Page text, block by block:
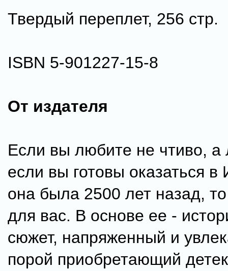
Твердый переплет, 256 стр.
ISBN 5-901227-15-8
От издателя
Если вы любите не чтиво, а
если вы готовы оказаться в
она была 2500 лет назад, то
для вас. В основе ее -
сюжет, напряженный и
порой приобретающий